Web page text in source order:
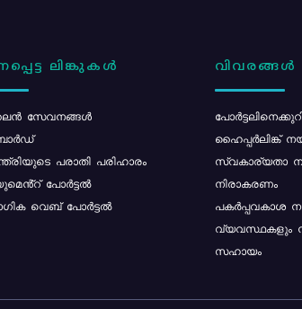
ലിങ്കുകൾ
സേവനങ്ങൾ
പരാതി പരിഹാരം
പോർട്ടൽ
വെബ് പോർട്ടൽ
വിവരങ്ങൾ
ഹൈപ്പർലിങ്ക്
സ്വകാര്യതാ
നിരാകരണം
പകർപ്പവകാശ
വ്യവസ്ഥകളും
സഹായം